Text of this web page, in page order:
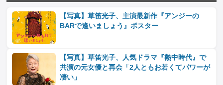
【写真】草笛光子、主演最新作『アンジーの
BARで逢いましょう』ポスター
【写真】草笛光子、人気ドラマ『熱中時代』で
共演の元女優と再会「2人ともお若くてパワーが
凄い」